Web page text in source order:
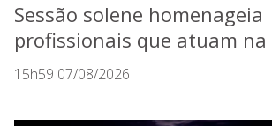
Sessão solene homenageia
profissionais que atuam na
15h59 07/08/2026